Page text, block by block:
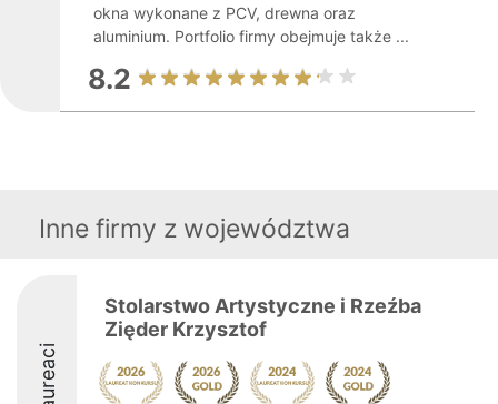
okna wykonane z PCV, drewna oraz
aluminium. Portfolio firmy obejmuje także ...
8.2
Inne firmy z województwa
Laureaci
Stolarstwo Artystyczne i Rzeźba
Zięder Krzysztof